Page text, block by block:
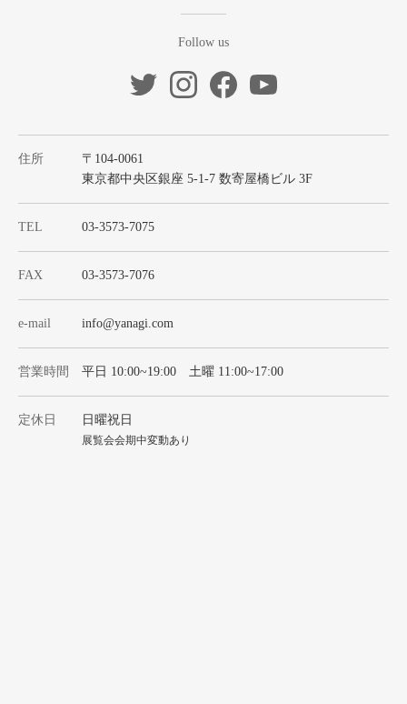
Follow us
住所
〒104-0061
東京都中央区銀座 5-1-7 数寄屋橋ビル 3F
TEL 03-3573-7075
FAX 03-3573-7076
e-mail info@yanagi.com
営業時間 平日 10:00~19:00 土曜 11:00~17:00
定休日 日曜祝日
展覧会会期中変動あり